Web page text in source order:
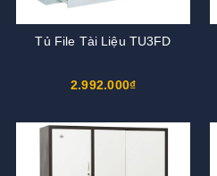
Tủ File Tài Liệu TU3FD
2.992.000₫